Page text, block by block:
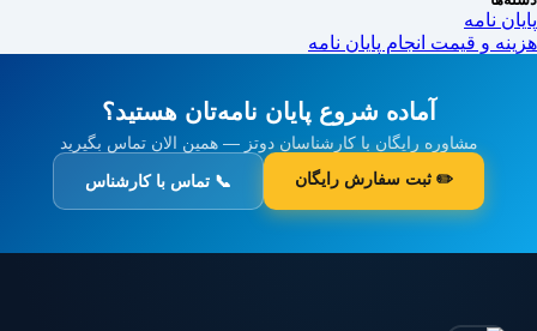
پایان نامه
هزینه و قیمت انجام پایان نامه
آماده شروع پایان نامه‌تان هستید؟
مشاوره رایگان با کارشناسان دوتز — همین الان تماس بگیرید
✏️ ثبت سفارش رایگان 📞 تماس با کارشناس